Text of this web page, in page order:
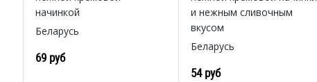
начинкой
Беларусь
69 руб
и нежным сливочным
вкусом
Беларусь
54 руб